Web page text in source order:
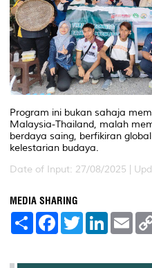
Program ini bukan sahaja
Malaysia-Thailand, malah
berdaya saing, berfikiran
kelestarian budaya.
Date of Input: 27/08/2025 |
MEDIA SHARING
S
e
F
a
b
T
w
t
L
e
E
m
l